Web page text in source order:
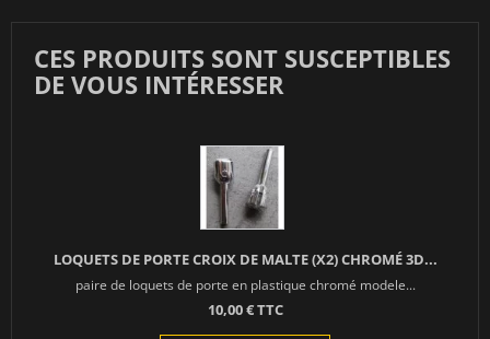
CES PRODUITS SONT SUSCEPTIBLES
DE VOUS INTÉRESSER
LOQUETS DE PORTE CROIX DE MALTE (X2) CHROMÉ 3D...
paire de loquets de porte en plastique chromé modele...
10,00 € TTC